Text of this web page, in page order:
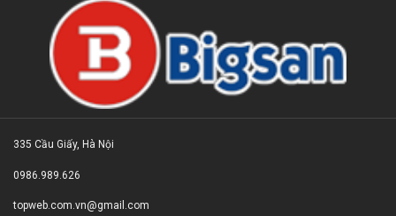
335 Cầu Giấy, Hà Nội
0986.989.626
topweb.com.vn@gmail.com